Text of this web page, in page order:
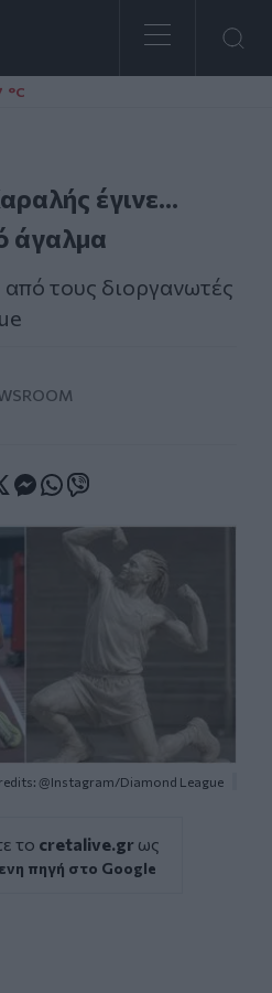
°C
έγινε...
άγαλμα
τους διοργανωτές
@Instagram/Diamond League
το cretalive.gr ως
πηγή στο Google